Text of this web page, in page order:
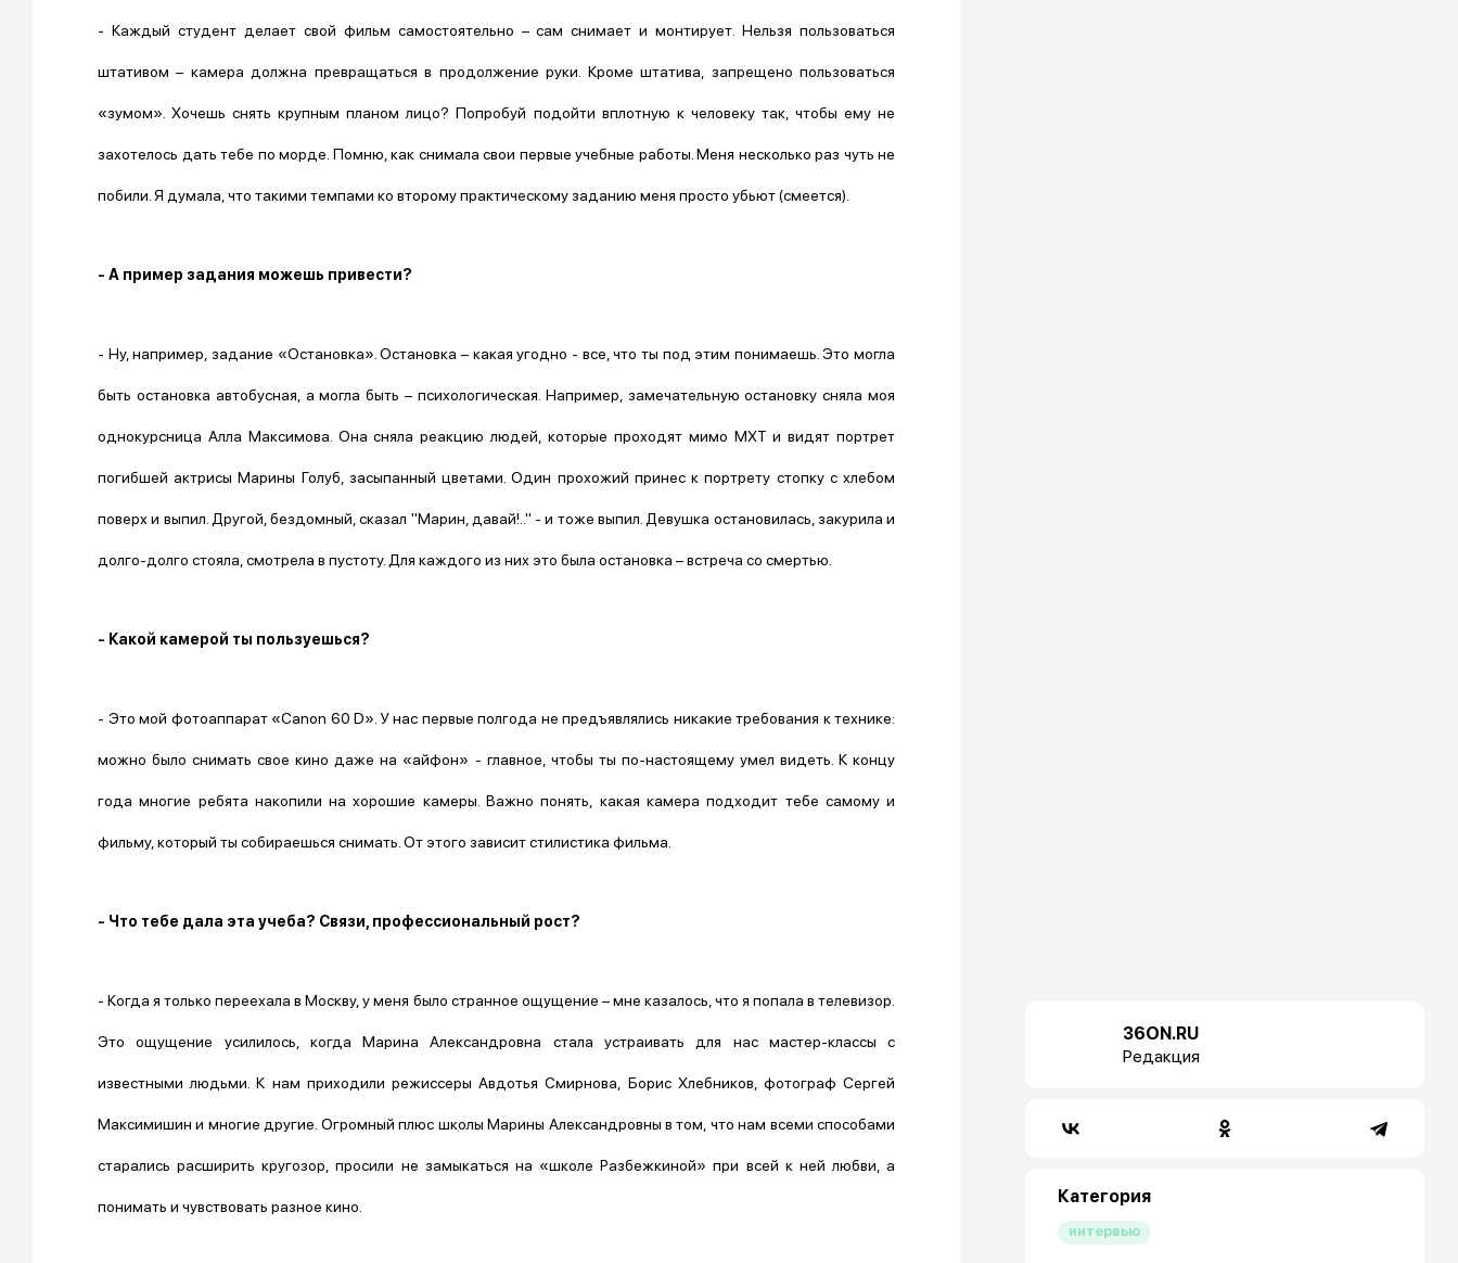
- Каждый студент делает свой фильм самостоятельно – сам снимает и монтирует. Нельзя пользоваться
штативом – камера должна превращаться в продолжение руки. Кроме штатива, запрещено пользоваться
«зумом». Хочешь снять крупным планом лицо? Попробуй подойти вплотную к человеку так, чтобы ему не
захотелось дать тебе по морде. Помню, как снимала свои первые учебные работы. Меня несколько раз чуть не
побили. Я думала, что такими темпами ко второму практическому заданию меня просто убьют (смеется).
- А пример задания можешь привести?
- Ну, например, задание «Остановка». Остановка – какая угодно - все, что ты под этим понимаешь. Это могла
быть остановка автобусная, а могла быть – психологическая. Например, замечательную остановку сняла моя
однокурсница Алла Максимова. Она сняла реакцию людей, которые проходят мимо МХТ и видят портрет
погибшей актрисы Марины Голуб, засыпанный цветами. Один прохожий принес к портрету стопку с хлебом
поверх и выпил. Другой, бездомный, сказал "Марин, давай!.." - и тоже выпил. Девушка остановилась, закурила и
долго-долго стояла, смотрела в пустоту. Для каждого из них это была остановка – встреча со смертью.
- Какой камерой ты пользуешься?
- Это мой фотоаппарат «Canon 60 D». У нас первые полгода не предъявлялись никакие требования к технике:
можно было снимать свое кино даже на «айфон» - главное, чтобы ты по-настоящему умел видеть. К концу
года многие ребята накопили на хорошие камеры. Важно понять, какая камера подходит тебе самому и
фильму, который ты собираешься снимать. От этого зависит стилистика фильма.
- Что тебе дала эта учеба? Связи, профессиональный рост?
- Когда я только переехала в Москву, у меня было странное ощущение – мне казалось, что я попала в телевизор.
Это ощущение усилилось, когда Марина Александровна стала устраивать для нас мастер-классы с
известными людьми. К нам приходили режиссеры Авдотья Смирнова, Борис Хлебников, фотограф Сергей
Максимишин и многие другие. Огромный плюс школы Марины Александровны в том, что нам всеми способами
старались расширить кругозор, просили не замыкаться на «школе Разбежкиной» при всей к ней любви, а
понимать и чувствовать разное кино.
36ON.RU
Редакция
Категория
интервью